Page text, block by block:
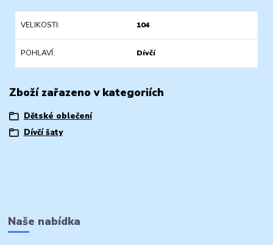
VELIKOSTI 104
POHLAVÍ Dívčí
Zboží zařazeno v kategoriích
Dětské oblečení
Dívčí šaty
Naše nabídka